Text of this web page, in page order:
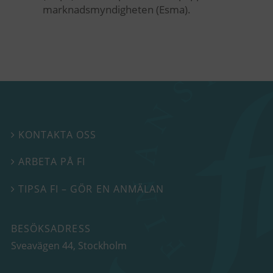
marknadsmyndigheten (Esma).
 KONTAKTA OSS
 ARBETA PÅ FI
TIPSA FI – GÖR EN ANMÄLAN
BESÖKSADRESS
Sveavägen 44, Stockholm